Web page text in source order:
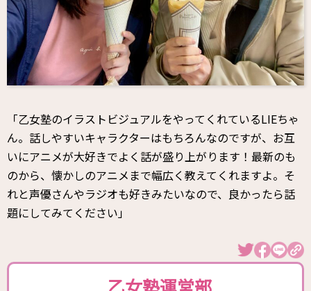
「乙女塾のイラストビジュアルをやってくれているLIEちゃ
ん。話しやすいキャラクターはもちろんなのですが、お互
いにアニメが大好きでよく話が盛り上がります！最新のも
のから、懐かしのアニメまで幅広く教えてくれますよ。そ
れと声優さんやラジオも好きみたいなので、良かったら話
題にしてみてください」